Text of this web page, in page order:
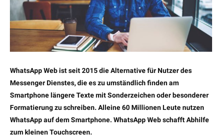
WhatsApp Web ist seit 2015 die Alternative für Nutzer des
Messenger Dienstes, die es zu umständlich finden am
Smartphone längere Texte mit Sonderzeichen oder besonderer
Formatierung zu schreiben. Alleine 60 Millionen Leute nutzen
WhatsApp auf dem Smartphone. WhatsApp Web schafft Abhilfe
zum kleinen Touchscreen.